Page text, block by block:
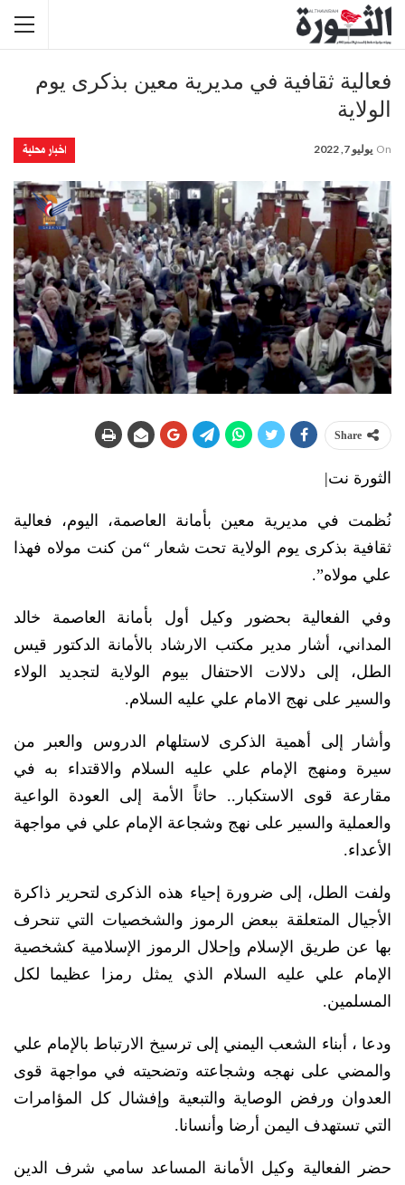
فعالية ثقافية في مديرية معين بذكرى يوم
الولاية
اخبار محلية On يوليو 7, 2022
Share
الثورة نت|
نُظمت في مديرية معين بأمانة العاصمة، اليوم، فعالية
ثقافية بذكرى يوم الولاية تحت شعار “من كنت مولاه فهذا
علي مولاه”.
وفي الفعالية بحضور وكيل أول بأمانة العاصمة خالد
المداني، أشار مدير مكتب الارشاد بالأمانة الدكتور قيس
الطل، إلى دلالات الاحتفال بيوم الولاية لتجديد الولاء
والسير على نهج الامام علي عليه السلام.
وأشار إلى أهمية الذكرى لاستلهام الدروس والعبر من
سيرة ومنهج الإمام علي عليه السلام والاقتداء به في
مقارعة قوى الاستكبار.. حاثاً الأمة إلى العودة الواعية
والعملية والسير على نهج وشجاعة الإمام علي في مواجهة
الأعداء.
ولفت الطل، إلى ضرورة إحياء هذه الذكرى لتحرير ذاكرة
الأجيال المتعلقة ببعض الرموز والشخصيات التي تنحرف
بها عن طريق الإسلام وإحلال الرموز الإسلامية كشخصية
الإمام علي عليه السلام الذي يمثل رمزا عظيما لكل
المسلمين.
ودعا ، أبناء الشعب اليمني إلى ترسيخ الارتباط بالإمام علي
والمضي على نهجه وشجاعته وتضحيته في مواجهة قوى
العدوان ورفض الوصاية والتبعية وإفشال كل المؤامرات
التي تستهدف اليمن أرضا وأنسانا.
حضر الفعالية وكيل الأمانة المساعد سامي شرف الدين